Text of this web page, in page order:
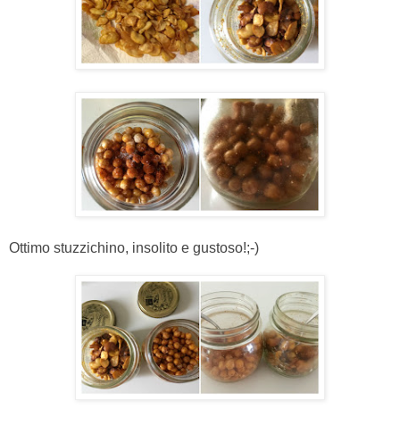
Ottimo stuzzichino, insolito e gustoso!;-)